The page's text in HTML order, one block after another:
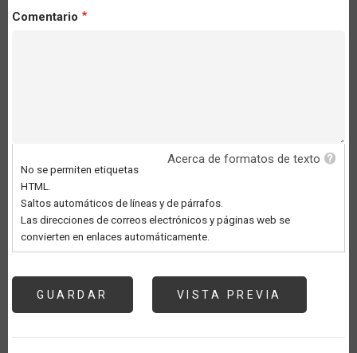
Comentario
Acerca de formatos de texto
No se permiten etiquetas
HTML.
Saltos automáticos de líneas y de párrafos.
Las direcciones de correos electrónicos y páginas web se
convierten en enlaces automáticamente.